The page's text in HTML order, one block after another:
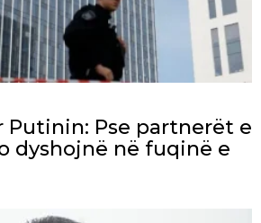
Putinin: Pse partnerët e
dyshojnë në fuqinë e